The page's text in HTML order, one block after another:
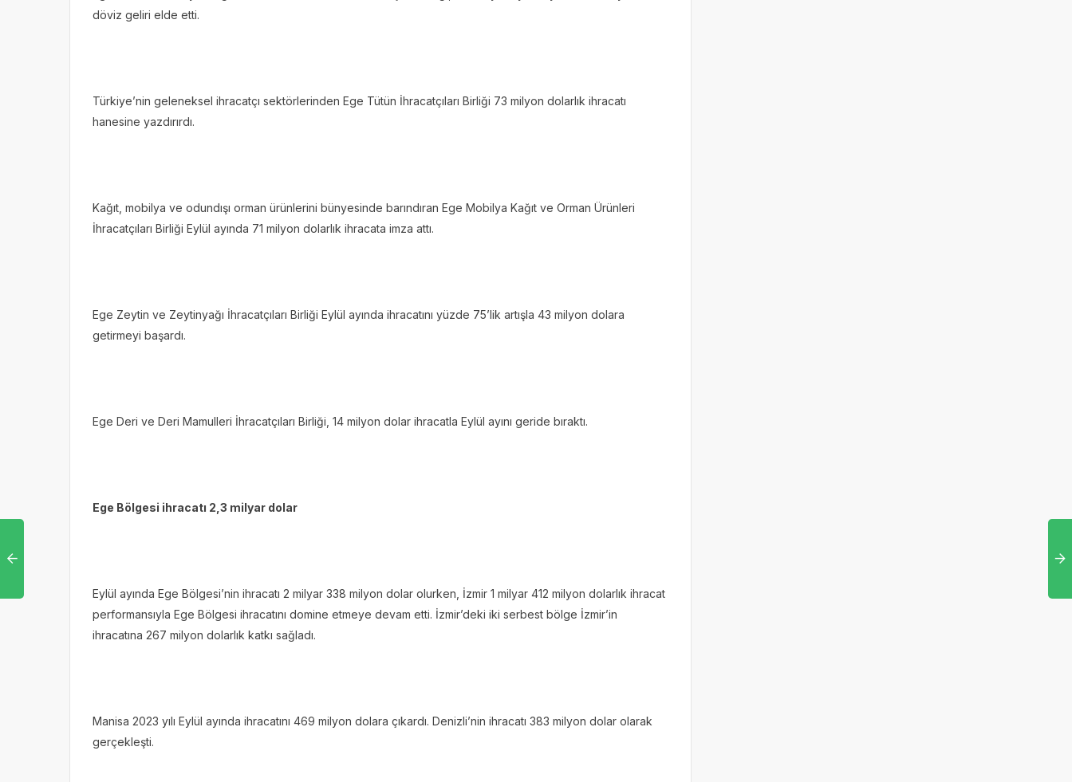
döviz geliri elde etti.
Türkiye’nin geleneksel ihracatçı sektörlerinden Ege Tütün İhracatçıları Birliği 73 milyon dolarlık ihracatı
hanesine yazdırırdı.
Kağıt, mobilya ve odundışı orman ürünlerini bünyesinde barındıran Ege Mobilya Kağıt ve Orman Ürünleri
İhracatçıları Birliği Eylül ayında 71 milyon dolarlık ihracata imza attı.
Ege Zeytin ve Zeytinyağı İhracatçıları Birliği Eylül ayında ihracatını yüzde 75’lik artışla 43 milyon dolara
getirmeyi başardı.
Ege Deri ve Deri Mamulleri İhracatçıları Birliği, 14 milyon dolar ihracatla Eylül ayını geride bıraktı.
Ege Bölgesi ihracatı 2,3 milyar dolar
Eylül ayında Ege Bölgesi’nin ihracatı 2 milyar 338 milyon dolar olurken, İzmir 1 milyar 412 milyon dolarlık ihracat
performansıyla Ege Bölgesi ihracatını domine etmeye devam etti. İzmir’deki iki serbest bölge İzmir’in
ihracatına 267 milyon dolarlık katkı sağladı.
Manisa 2023 yılı Eylül ayında ihracatını 469 milyon dolara çıkardı. Denizli’nin ihracatı 383 milyon dolar olarak
gerçekleşti.